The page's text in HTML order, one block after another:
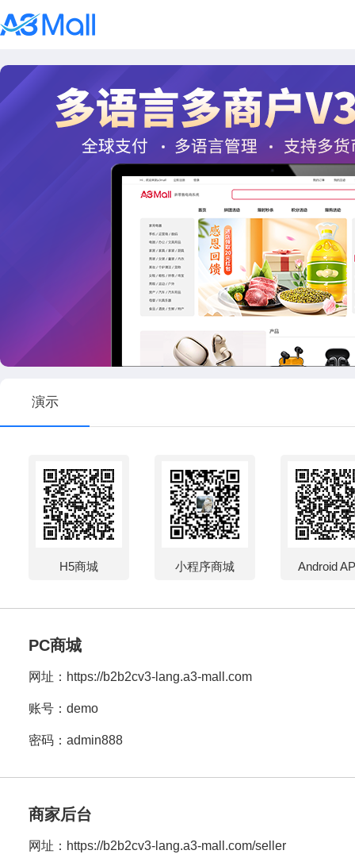
演示
H5商城 小程序商城 Android
PC商城
网址： https://b2b2cv3-lang.a3-mall.com
账号：demo
密码：admin888
商家后台
网址： https://b2b2cv3-lang.a3-mall.com/seller